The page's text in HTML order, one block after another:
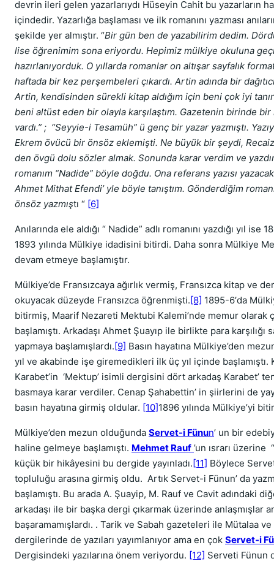
devrin ileri gelen yazarlarıydı Hüseyin Cahit bu yazarların
içindedir. Yazarlığa başlaması ve ilk romanını yazması
şekilde yer almıştır. “Bir gün ben de yazabilirim dedim.
lise öğrenimim sona eriyordu. Hepimiz mülkiye okuluna
hazırlanıyorduk. O yıllarda romanlar on altışar sayfalık
haftada bir kez perşembeleri çıkardı. Artin adında bir dağıtıcı
Artin, kendisinden sürekli kitap aldığım için beni çok iyi
beni altüst eden bir olayla karşılaştım. Gazetenin birinde bir
vardı.” ; “Seyyie-i Tesamüh” ü genç bir yazar yazmıştı.
Ekrem övücü bir önsöz eklemişti. Ne büyük bir şeydi,
den övgü dolu sözler almak. Sonunda karar verdim ve
romanım “Nadide” böyle doğdu. Ona referans yazısı
Ahmet Mithat Efendi’ yle böyle tanıştım. Gönderdiğim
önsöz yazmıştı “ [6]
Anılarında ele aldığı “ Nadide” adlı romanını yazdığı yıl ise
1893 yılında Mülkiye idadisini bitirdi. Daha sonra Mülkiye
devam etmeye başlamıştır.
Mülkiye’de Fransızcaya ağırlık vermiş, Fransızca kitap ve
okuyacak düzeyde Fransızca öğrenmişti.[8] 1895-6′da
bitirmiş, Maarif Nezareti Mektubi Kalemi’nde memur olarak
başlamıştı. Arkadaşı Ahmet Şuayıp ile birlikte para karşılığı
yapmaya başlamışlardı.[9] Basın hayatına Mülkiye’den
yıl ve akabinde işe giremedikleri ilk üç yıl içinde başlamıştı.
Karabet’in ‘Mektup’ isimli dergisini dört arkadaş Karabet’
basmaya karar verdiler. Cenap Şahabettin’ in şiirlerini de
basın hayatına girmiş oldular. [10]1896 yılında Mülkiye’yi
Mülkiye’den mezun olduğunda Servet-i Fünun’ un bir
haline gelmeye başlamıştı. Mehmet Rauf ’un ısrarı üzerine
küçük bir hikâyesini bu dergide yayınladı.[11] Böylece
topluluğu arasına girmiş oldu. Artık Servet-i Fünun’ da
başlamıştı. Bu arada A. Şuayip, M. Rauf ve Cavit adındaki
arkadaşı ile bir başka dergi çıkarmak üzerinde anlaşmışlar
başaramamışlardı. . Tarik ve Sabah gazeteleri ile Mütalaa
dergilerinde de yazıları yayımlanıyor ama en çok Servet-i
Dergisindeki yazılarına önem veriyordu. [12] Serveti Fünun